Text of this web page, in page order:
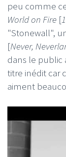
peu comme
World on Fire [
"Stonewall",
[Never,
dans le public
titre inédit car
aiment